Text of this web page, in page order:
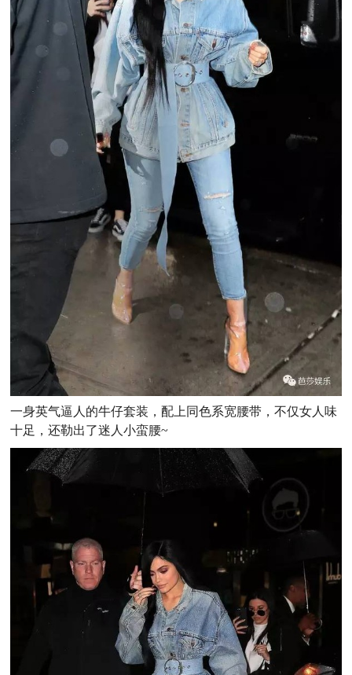
一身英气逼人的牛仔套装，配上同色系宽腰带，不仅女人味
十足，还勒出了迷人小蛮腰~